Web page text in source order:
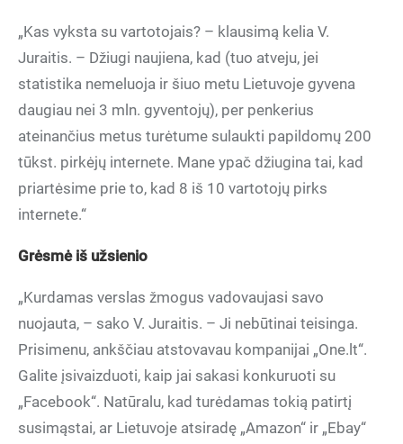
„Kas vyksta su vartotojais? – klausimą kelia V.
Juraitis. – Džiugi naujiena, kad (tuo atveju, jei
statistika nemeluoja ir šiuo metu Lietuvoje gyvena
daugiau nei 3 mln. gyventojų), per penkerius
ateinančius metus turėtume sulaukti papildomų 200
tūkst. pirkėjų internete. Mane ypač džiugina tai, kad
priartėsime prie to, kad 8 iš 10 vartotojų pirks
internete.“
Grėsmė iš užsienio
„Kurdamas verslas žmogus vadovaujasi savo
nuojauta, – sako V. Juraitis. – Ji nebūtinai teisinga.
Prisimenu, ankščiau atstovavau kompanijai „One.lt“.
Galite įsivaizduoti, kaip jai sakasi konkuruoti su
„Facebook“. Natūralu, kad turėdamas tokią patirtį
susimąstai, ar Lietuvoje atsiradę „Amazon“ ir „Ebay“